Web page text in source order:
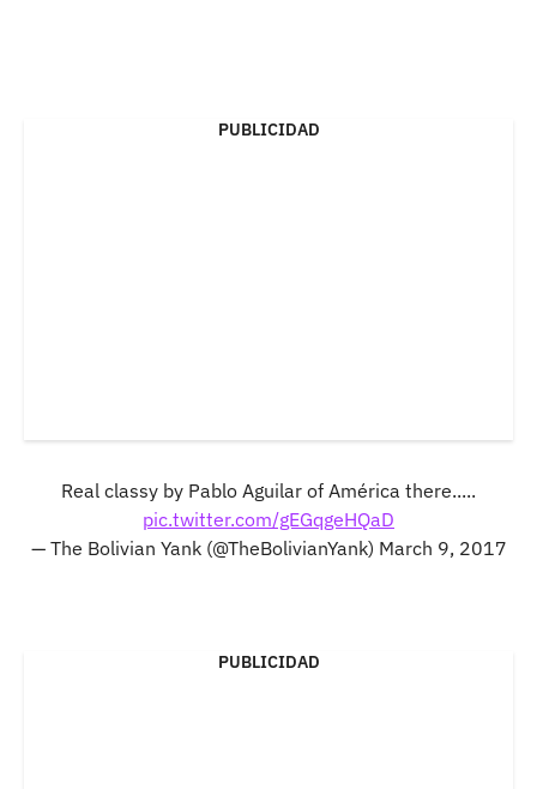
PUBLICIDAD
Real classy by Pablo Aguilar of América there.....
pic.twitter.com/gEGqgeHQaD
— The Bolivian Yank (@TheBolivianYank) March 9, 2017
PUBLICIDAD